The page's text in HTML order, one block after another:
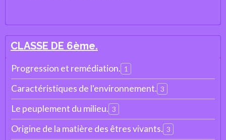
CLASSE DE 6ème.
Progression et remédiation. 1
Caractéristiques de l'environnement. 3
Le peuplement du milieu. 3
Origine de la matière des êtres vivants. 3